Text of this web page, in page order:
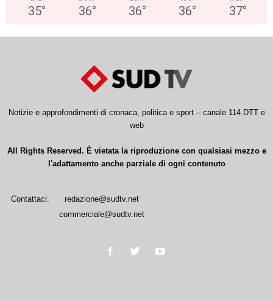
35° 36° 36° 36° 37°
Notizie e approfondimenti di cronaca, politica e sport – canale 114 DTT e
web
All Rights Reserved. È vietata la riproduzione con qualsiasi mezzo e
l'adattamento anche parziale di ogni contenuto
Contattaci:
redazione@sudtv.net
commerciale@sudtv.net